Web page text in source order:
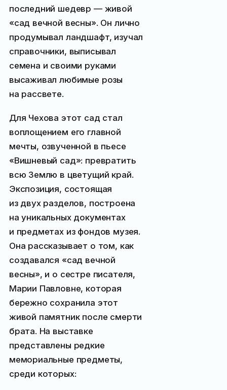
последний шедевр — живой
«сад вечной весны». Он лично
продумывал ландшафт, изучал
справочники, выписывал
семена и своими руками
высаживал любимые розы
на рассвете.
Для Чехова этот сад стал
воплощением его главной
мечты, озвученной в пьесе
«Вишневый сад»: превратить
всю Землю в цветущий край.
Экспозиция, состоящая
из двух разделов, построена
на уникальных документах
и предметах из фондов музея.
Она рассказывает о том, как
создавался «сад вечной
весны», и о сестре писателя,
Марии Павловне, которая
бережно сохранила этот
живой памятник после смерти
брата. На выставке
представлены редкие
мемориальные предметы,
среди которых: